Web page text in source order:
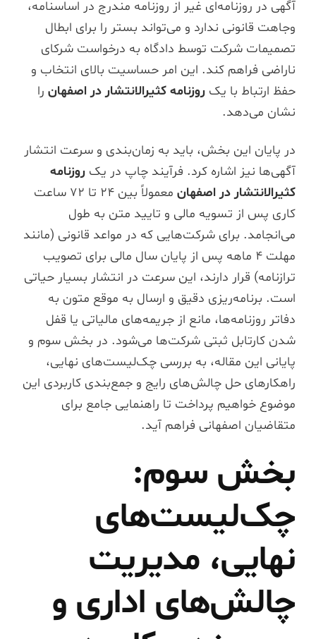
آگهی در روزنامه‌ای غیر از روزنامه مندرج در اساسنامه،
وجاهت قانونی ندارد و می‌تواند بستر را برای ابطال
تصمیمات شرکت توسط دادگاه به درخواست شرکای
ناراضی فراهم کند. این امر حساسیت بالای انتخاب و
حفظ ارتباط با یک روزنامه کثیرالانتشار در اصفهانرا
نشان می‌دهد.
در پایان این بخش، باید به زمان‌بندی و سرعت انتشار
آگهی‌ها نیز اشاره کرد. فرآیند چاپ در یک روزنامه
کثیرالانتشار در اصفهان
معمولاً بین ۲۴ تا ۷۲ ساعت
کاری پس از تسویه مالی و تایید متن به طول
می‌انجامد. برای شرکت‌هایی که در مواعد قانونی (مانند
مهلت ۴ ماهه پس از پایان سال مالی برای تصویب
ترازنامه) قرار دارند، این سرعت در انتشار بسیار حیاتی
است. برنامه‌ریزی دقیق و ارسال به موقع متون به
دفاتر روزنامه‌ها، مانع از جریمه‌های مالیاتی یا قفل
شدن کارتابل ثبتی شرکت‌ها می‌شود. در بخش سوم و
پایانی این مقاله، به بررسی چک‌لیست‌های نهایی،
راهکارهای حل چالش‌های رایج و جمع‌بندی کاربردی این
موضوع خواهیم پرداخت تا راهنمایی جامع برای
متقاضیان اصفهانی فراهم آید.
بخش سوم:
چک‌لیست‌های
نهایی، مدیریت
چالش‌های اداری و